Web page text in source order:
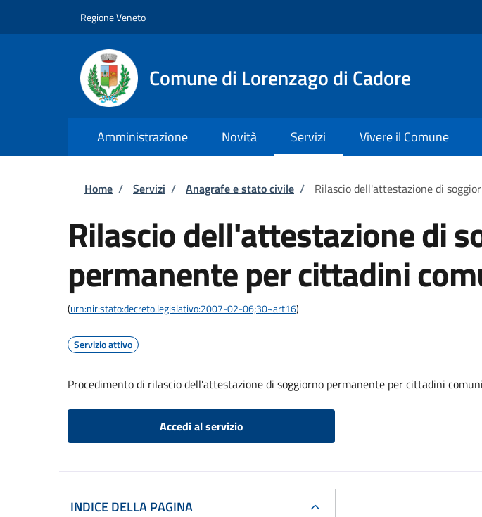
Regione Veneto
Comune di Lorenzago di Cadore
Amministrazione Novità Servizi Vivere il Comune
Briciole di pane
Home / Servizi / Anagrafe e stato civile / Rilascio dell'attestazione di
Rilascio dell'attestazione di
permanente per cittadini
(urn:nir:stato:decreto.legislativo:2007-02-06;30~art16)
Servizio attivo
Procedimento di rilascio dell'attestazione di soggiorno permanente per cittadini
Accedi al servizio
INDICE DELLA PAGINA